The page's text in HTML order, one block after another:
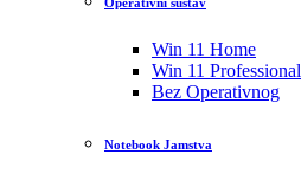
Win 11 Home
Win 11 Professional
Bez Operativnog
Notebook Jamstva